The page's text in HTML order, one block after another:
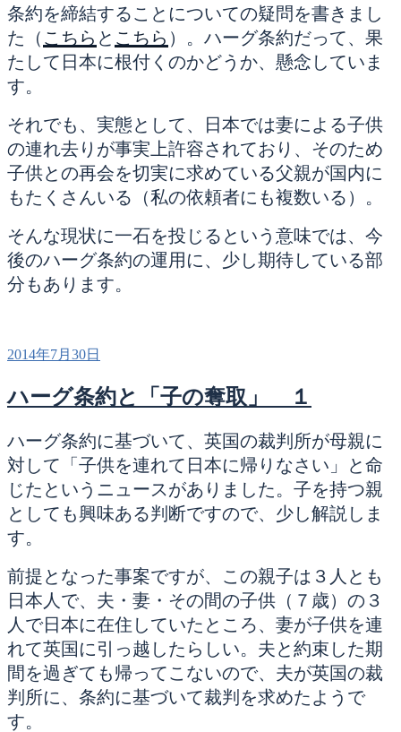
条約を締結することについての疑問を書きまし
た（ こちら と こちら ）。ハーグ条約だって、果
たして日本に根付くのかどうか、懸念していま
す。
それでも、実態として、日本では妻による子供
の連れ去りが事実上許容されており、そのため
子供との再会を切実に求めている父親が国内に
もたくさんいる（私の依頼者にも複数いる）。
そんな現状に一石を投じるという意味では、今
後のハーグ条約の運用に、少し期待している部
分もあります。
投
日:
2014年7月30日
ハーグ条約と「子の奪取」 １
ハーグ条約に基づいて、英国の裁判所が母親に
対して「子供を連れて日本に帰りなさい」と命
じたというニュースがありました。子を持つ親
としても興味ある判断ですので、少し解説しま
す。
前提となった事案ですが、この親子は３人とも
日本人で、夫・妻・その間の子供（７歳）の３
人で日本に在住していたところ、妻が子供を連
れて英国に引っ越したらしい。夫と約束した期
間を過ぎても帰ってこないので、夫が英国の裁
判所に、条約に基づいて裁判を求めたようで
す。